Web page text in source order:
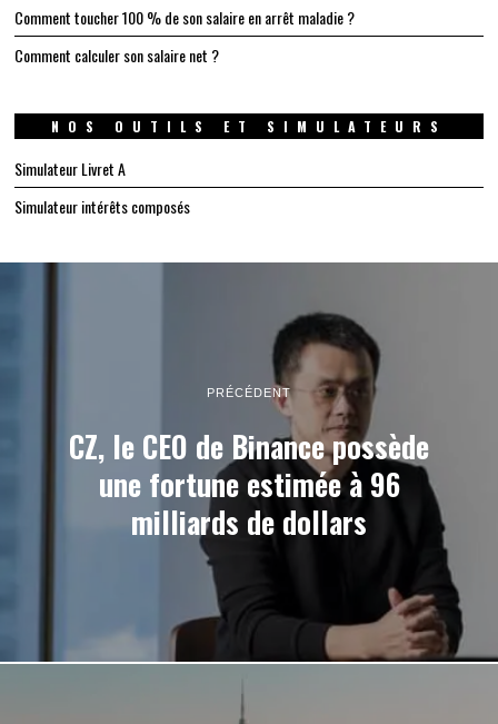
Comment toucher 100 % de son salaire en arrêt maladie ?
Comment calculer son salaire net ?
NOS OUTILS ET SIMULATEURS
Simulateur Livret A
Simulateur intérêts composés
PRÉCÉDENT
CZ, le CEO de Binance possède
une fortune estimée à 96
milliards de dollars